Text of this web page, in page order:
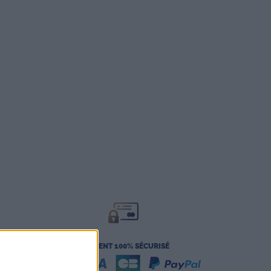
PAIEMENT 100% SÉCURISÉ